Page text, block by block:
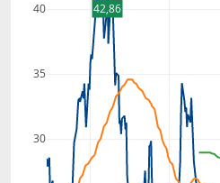
30
35
40 42,86